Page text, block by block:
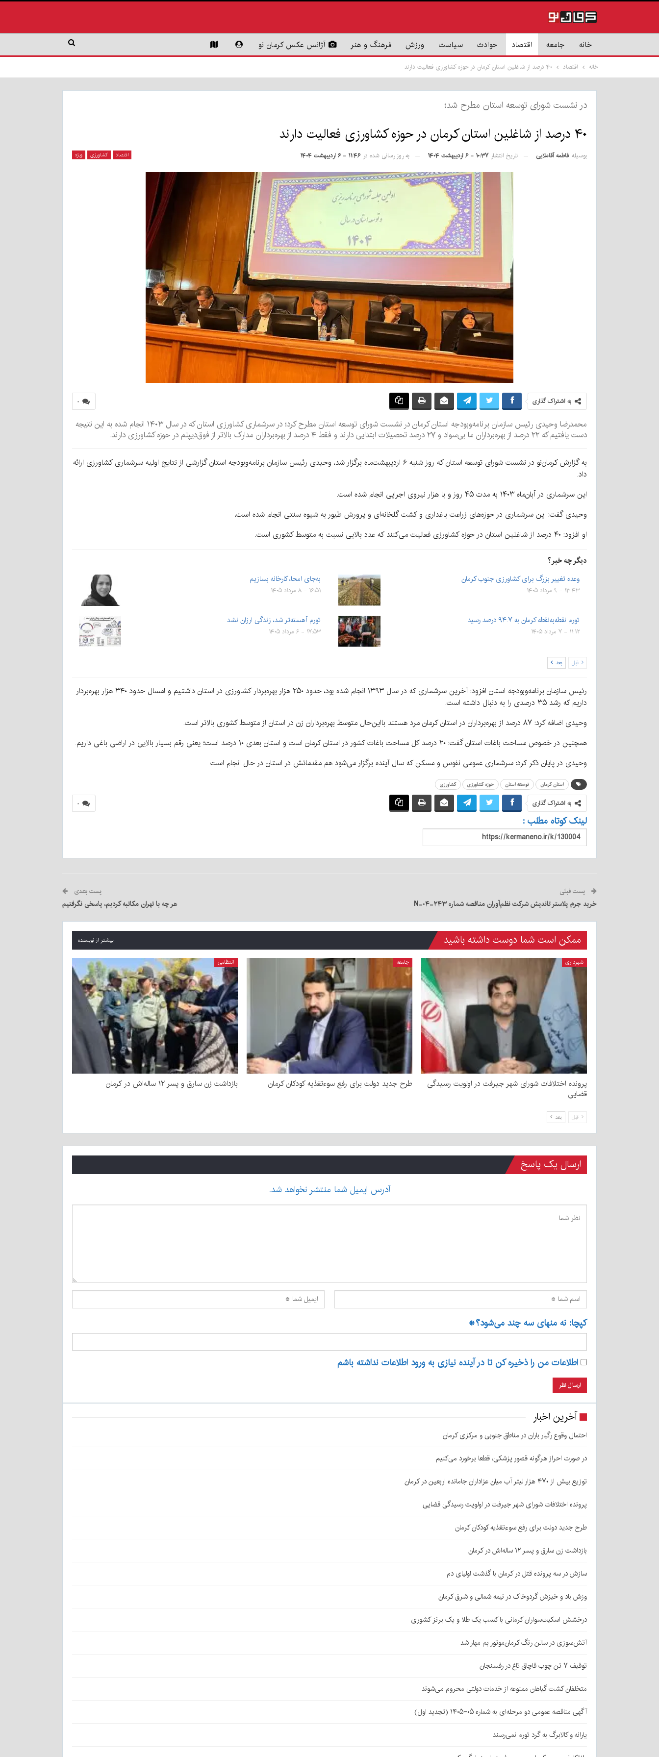
خانه جامعه اقتصاد حوادث سیاست ورزش فرهنگ و هنر آژانس عکس کرمان نو
خانه اقتصاد ۴۰ درصد از شاغلین استان کرمان در حوزه کشاورزی فعالیت دارند
در نشست شورای توسعه استان مطرح شد؛
۴۰ درصد از شاغلین استان کرمان در حوزه کشاورزی فعالیت دارند
اقتصاد کشاورزی ویژه بوسیله فاطمه آقاملایی تاریخ انتشار ۱۰:۳۷ - ۶ اردیبهشت ۱۴۰۴ به روز رسانی شده در ۱۱:۴۶ - ۶ اردیبهشت ۱۴۰۴
۰ به اشتراک گذاری
محمدرضا وحیدی رئیس سازمان برنامه‌وبودجه استان کرمان در نشست شورای توسعه استان مطرح کرد؛ در سرشماری کشاورزی استان که در سال ۱۴۰۳ انجام شده به این نتیجه
دست یافتیم که ۲۲ درصد از بهره‌برداران ما بی‌سواد و ۲۷ درصد تحصیلات ابتدایی دارند و فقط ۴ درصد از بهره‌برداران مدارک بالاتر از فوق‌دیپلم در حوزه کشاورزی دارند.
به گزارش کرمان‌نو در نشست شورای توسعه استان که روز شنبه ۶ اردیبهشت‌ماه برگزار شد، وحیدی رئیس سازمان برنامه‌وبودجه استان گزارشی از نتایج اولیه سرشماری کشاورزی ارائه
داد.
این سرشماری در آبان‌ماه ۱۴۰۳ به مدت ۴۵ روز و با هزار نیروی اجرایی انجام شده است.
وحیدی گفت: این سرشماری در حوزه‌های زراعت باغداری و کشت گلخانه‌ای و پرورش طیور به شیوه سنتی انجام شده است،
او افزود: ۴۰ درصد از شاغلین استان در حوزه کشاورزی فعالیت می‌کنند که عدد بالایی نسبت به متوسط کشوری است.
دیگر چه خبر؟
وعده تغییر بزرگ برای کشاورزی جنوب کرمان
۱۳:۴۳ - ۹ مرداد ۱۴۰۵
به‌جای امحا، کارخانه بسازیم
۱۶:۵۱ - ۸ مرداد ۱۴۰۵
تورم نقطه‌به‌نقطه کرمان به ۹۴.۷ درصد رسید
۱۱:۱۲ - ۷ مرداد ۱۴۰۵
تورم آهسته‌تر شد، زندگی ارزان نشد
۱۷:۵۳ - ۶ مرداد ۱۴۰۵
قبل بعد
رئیس سازمان برنامه‌وبودجه استان افزود: آخرین سرشماری که در سال ۱۳۹۳ انجام شده بود، حدود ۲۵۰ هزار بهره‌بردار کشاورزی در استان داشتیم و امسال حدود ۳۴۰ هزار بهره‌بردار
داریم که رشد ۳۵ درصدی را به دنبال داشته است.
وحیدی اضافه کرد: ۸۷ درصد از بهره‌برداران در استان کرمان مرد هستند بااین‌حال متوسط بهره‌برداران زن در استان از متوسط کشوری بالاتر است.
همچنین در خصوص مساحت باغات استان گفت: ۲۰ درصد کل مساحت باغات کشور در استان کرمان است و استان بعدی ۱۰ درصد است؛ یعنی رقم بسیار بالایی در اراضی باغی داریم.
وحیدی در پایان ذکر کرد: سرشماری عمومی نفوس و مسکن که سال آینده برگزار می‌شود هم مقدماتش در استان در حال انجام است
استان کرمان توسعه استان حوزه کشاورزی کشاورزی
۰ به اشتراک گذاری
لینک کوتاه مطلب :
پست قبلی
خرید جرم پلاستر تاندیش شرکت نظم‌آوران مناقصه شماره ۲۴۳-۰۴-N
پست بعدی
هر چه با تهران مکاتبه کردیم، پاسخی نگرفتیم
ممکن است شما دوست داشته باشید بیشتر از نویسنده
شهرداری
پرونده اختلافات شورای شهر جیرفت در اولویت رسیدگی
قضایی
جامعه
طرح جدید دولت برای رفع سوءتغذیه کودکان کرمان
انتظامی
بازداشت زن سارق و پسر ۱۲ ساله‌اش در کرمان
قبل بعد
ارسال یک پاسخ
آدرس ایمیل شما منتشر نخواهد شد.
کپچا: نه منهای سه چند می‌شود؟*
اطلاعات من را ذخیره کن تا در آینده نیازی به ورود اطلاعات نداشته باشم
آخرین اخبار
احتمال وقوع رگبار باران در مناطق جنوبی و مرکزی کرمان
در صورت احراز هرگونه قصور پزشکی، قطعا برخورد می‌کنیم
توزیع بیش از ۴۷۰ هزار لیتر آب میان عزاداران جامانده اربعین در کرمان
پرونده اختلافات شورای شهر جیرفت در اولویت رسیدگی قضایی
طرح جدید دولت برای رفع سوءتغذیه کودکان کرمان
بازداشت زن سارق و پسر ۱۲ ساله‌اش در کرمان
سازش در سه پرونده قتل در کرمان با گذشت اولیای دم
وزش باد و خیزش گردوخاک در نیمه شمالی و شرق کرمان
درخشش اسکیت‌سواران کرمانی با کسب یک طلا و یک برنز کشوری
آتش‌سوزی در سالن رنگ کرمان‌موتور بم مهار شد
توقیف ۷ تن چوب قاچاق تاغ در رفسنجان
متخلفان کشت گیاهان ممنوعه از خدمات دولتی محروم می‌شوند
آگهی مناقصه عمومی دو مرحله‌ای به شماره ۰۵-۱۴۰۵ (تجدید اول)
یارانه و کالابرگ به گرد تورم نمی‌رسند